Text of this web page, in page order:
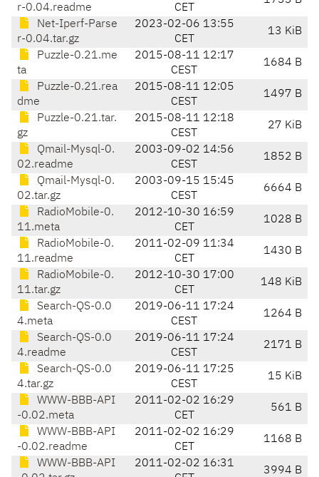
r-0.04.readme CET
Net-Iperf-Parse
r-0.04.tar.gz
2023-02-06 13:55
CET
13 KiB
Puzzle-0.21.me
ta
2015-08-11 12:17
CEST
1684 B
Puzzle-0.21.rea
dme
2015-08-11 12:05
CEST
1497 B
Puzzle-0.21.tar.
gz
2015-08-11 12:18
CEST
27 KiB
Qmail-Mysql-0.
02.readme
2003-09-02 14:56
CEST
1852 B
Qmail-Mysql-0.
02.tar.gz
2003-09-15 15:45
CEST
6664 B
RadioMobile-0.
11.meta
2012-10-30 16:59
CET
1028 B
RadioMobile-0.
11.readme
2011-02-09 11:34
CET
1430 B
RadioMobile-0.
11.tar.gz
2012-10-30 17:00
CET
148 KiB
Search-QS-0.0
4.meta
2019-06-11 17:24
CEST
1264 B
Search-QS-0.0
4.readme
2019-06-11 17:24
CEST
2171 B
Search-QS-0.0
4.tar.gz
2019-06-11 17:25
CEST
15 KiB
WWW-BBB-API
-0.02.meta
2011-02-02 16:29
CET
561 B
WWW-BBB-API
-0.02.readme
2011-02-02 16:29
CET
1168 B
WWW-BBB-API
2011-02-02 16:31
3994 B